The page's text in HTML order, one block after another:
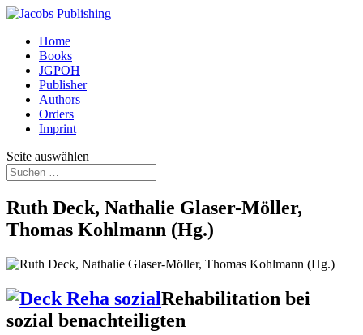
Home
Books
JGPOH
Publisher
Authors
Orders
Imprint
Seite auswählen
Ruth Deck, Nathalie Glaser-Möller,
Thomas Kohlmann (Hg.)
Rehabilitation bei
sozial benachteiligten